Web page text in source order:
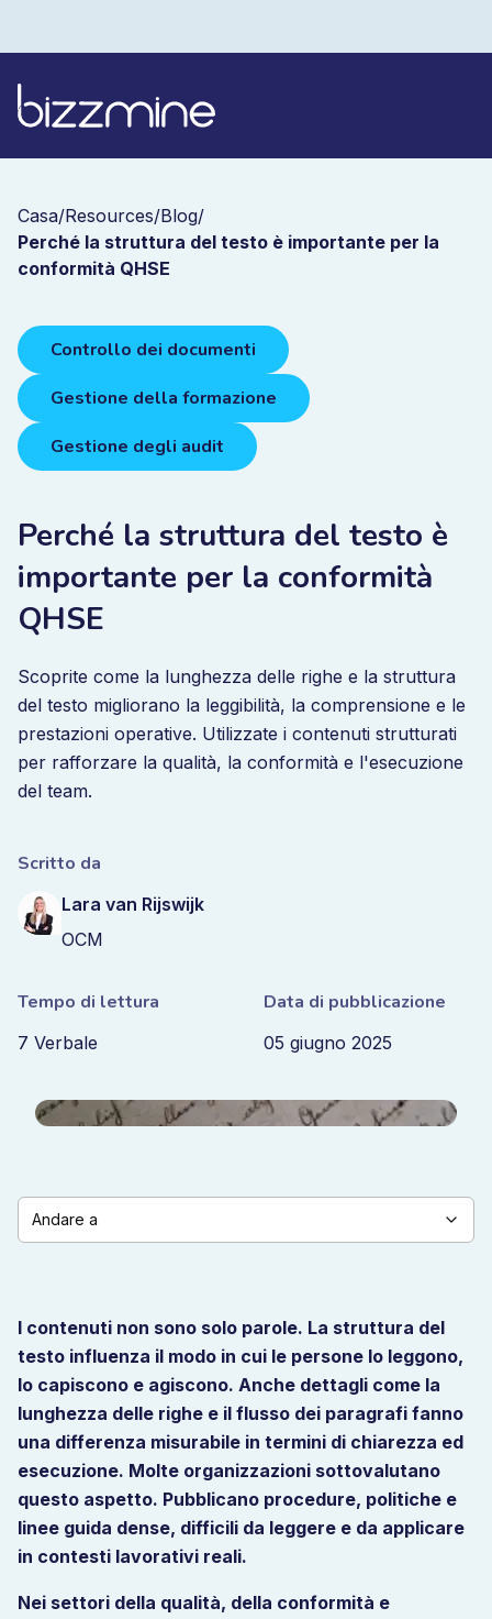
Casa/Resources/Blog/
Perché la struttura del testo è importante per la
conformità QHSE
Controllo dei documenti
Gestione della formazione
Gestione degli audit
Perché la struttura del testo è
importante per la conformità
QHSE
Scoprite come la lunghezza delle righe e la struttura
del testo migliorano la leggibilità, la comprensione e le
prestazioni operative. Utilizzate i contenuti strutturati
per rafforzare la qualità, la conformità e l'esecuzione
del team.
Scritto da
Lara van Rijswijk
OCM
Tempo di lettura
7 Verbale
Data di pubblicazione
05 giugno 2025
Andare a
I contenuti non sono solo parole. La struttura del
testo influenza il modo in cui le persone lo leggono,
lo capiscono e agiscono. Anche dettagli come la
lunghezza delle righe e il flusso dei paragrafi fanno
una differenza misurabile in termini di chiarezza ed
esecuzione. Molte organizzazioni sottovalutano
questo aspetto. Pubblicano procedure, politiche e
linee guida dense, difficili da leggere e da applicare
in contesti lavorativi reali.
Nei settori della qualità, della conformità e